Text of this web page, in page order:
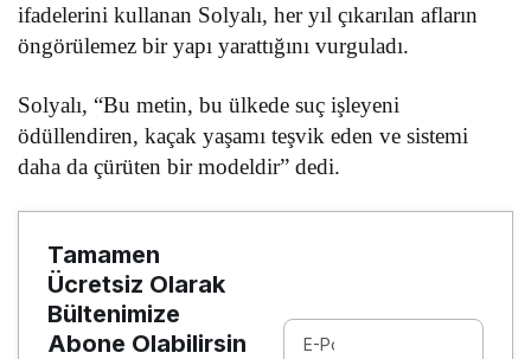
ifadelerini kullanan Solyalı, her yıl çıkarılan afların
öngörülemez bir yapı yarattığını vurguladı.
Solyalı, “Bu metin, bu ülkede suç işleyeni
ödüllendiren, kaçak yaşamı teşvik eden ve sistemi
daha da çürüten bir modeldir” dedi.
Tamamen
Ücretsiz Olarak
Bültenimize
Abone Olabilirsin